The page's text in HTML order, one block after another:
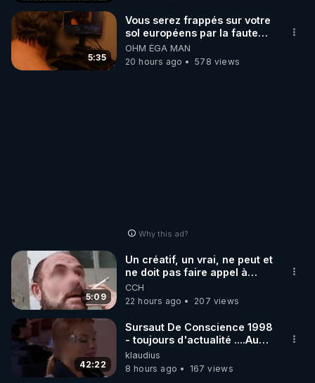
5:35
Vous serez frappés sur votre
sol européens par la faute
des dirigeants qui s'en
mettent dans le nez
OHM ÉGA MAN
20 hours ago
578 views
Why this ad?
5:09
Un créatif, un vrai, ne peut et
ne doit pas faire appel à
l'intelligence artificielle
CCH
22 hours ago
207 views
42:22
Sursaut De Conscience 1998
- toujours d'actualité ....Au
Dela Du Réel
klaudius
8 hours ago
167 views